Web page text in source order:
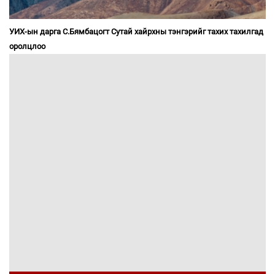
УИХ-ын дарга С.Бямбацогт Сутай хайрхны тэнгэрийг тахих тахилгад
оролцлоо